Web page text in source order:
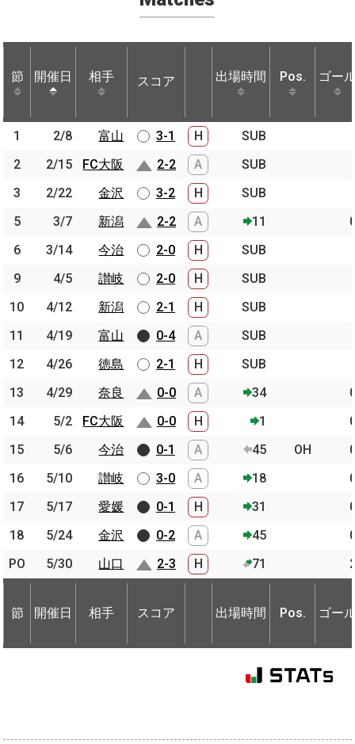
節 開催日 相手 スコア 出場時間 Pos. ゴー
節 開催日 相手 スコア 出場時間
1 2/8 富山 3-1 H
SUB
2
2/15 FC大阪 2-2 A
SUB
3
2/22 金沢 3-2 H
SUB
5
3/7 新潟 2-2 A 11
6
3/14 今治 2-0 H
SUB
9
4/5 讃岐 2-0 H
SUB
10
4/12 新潟 2-1 H
SUB
11
4/19 富山 0-4 A
SUB
12
4/26 徳島 2-1 H
SUB
13
4/29 奈良 0-0 A 34
14
5/2 FC大阪 0-0 H 1
15
5/6 今治 0-1 A 45 OH
16
5/10 讃岐 3-0 A 18
17
5/17 愛媛 0-1 H 31
18
5/24 金沢 0-2 A 45
PO
5/30 山口 2-3 H 71
節 開催日 相手 スコア 出場時間 Pos. ゴー
節 開催日 相手
1 2/8
富山
2
2/15
FC大阪
3
2/22
金沢
5
3/7
新潟
6
3/14
今治
9
4/5
讃岐
10
4/12
新潟
11
4/19
富山
12
4/26
徳島
13
4/29
奈良
14
5/2
FC大阪
15
5/6
今治
16
5/10
讃岐
17
5/17
愛媛
18
5/24
金沢
PO
5/30 山口
節 開催日 相手